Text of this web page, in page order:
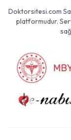
Doktorsitesi.com
platformudur.